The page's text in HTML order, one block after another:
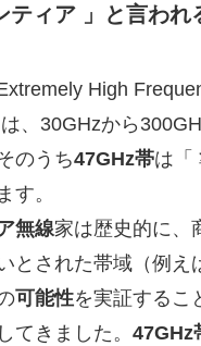
ティア 」と言われ
Extremely High
、30GHzから
のうち47GHz帯は「
す。
無線家は歴史的に、
とされた帯域（例え
可能性を実証するこ
てきました。47GHz